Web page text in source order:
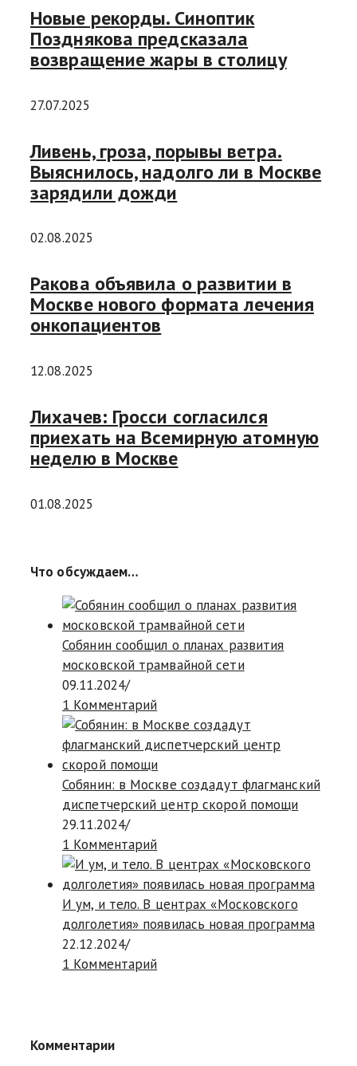
Новые рекорды. Синоптик
Позднякова предсказала
возвращение жары в столицу
27.07.2025
Ливень, гроза, порывы ветра.
Выяснилось, надолго ли в Москве
зарядили дожди
02.08.2025
Ракова объявила о развитии в
Москве нового формата лечения
онкопациентов
12.08.2025
Лихачев: Гросси согласился
приехать на Всемирную атомную
неделю в Москве
01.08.2025
Что обсуждаем…
Собянин сообщил о планах развития
московской трамвайной сети
09.11.2024/
1 Комментарий
Собянин: в Москве создадут флагманский
диспетчерский центр скорой помощи
29.11.2024/
1 Комментарий
И ум, и тело. В центрах «Московского
долголетия» появилась новая программа
22.12.2024/
1 Комментарий
Комментарии